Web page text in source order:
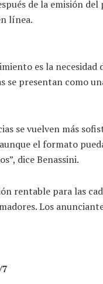
de la emisión
línea.
es la necesidad
se presentan como
se vuelven más
el formato
dice Benassini.
rentable para las
Los